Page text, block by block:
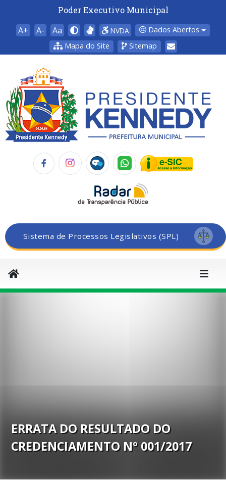
Poder Executivo Municipal
A+ A- Aa NVDA
Dados Abertos
Mapa do Site
Sitemap
Sistema de Processos Legislativos (SPL)
ERRATA DO RESULTADO DO
CREDENCIAMENTO Nº 001/2017